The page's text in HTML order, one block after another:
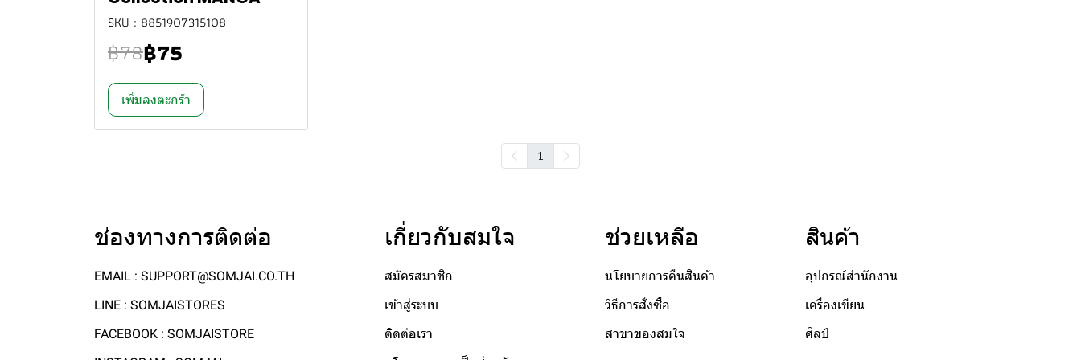
SKU : 8851907315108
฿78฿75
เพิ่มลงตะกร้า
1
ช่องทางการติดต่อ
EMAIL : SUPPORT@SOMJAI.CO.TH
LINE : SOMJAISTORES
FACEBOOK : SOMJAISTORE
เกี่ยวกับสมใจ
สมัครสมาชิก
เข้าสู่ระบบ
ติดต่อเรา
ช่วยเหลือ
นโยบายการคืนสินค้า
วิธีการสั่งซื้อ
สาขาของสมใจ
สินค้า
อุปกรณ์สำนักงาน
เครื่องเขียน
ศิลป์